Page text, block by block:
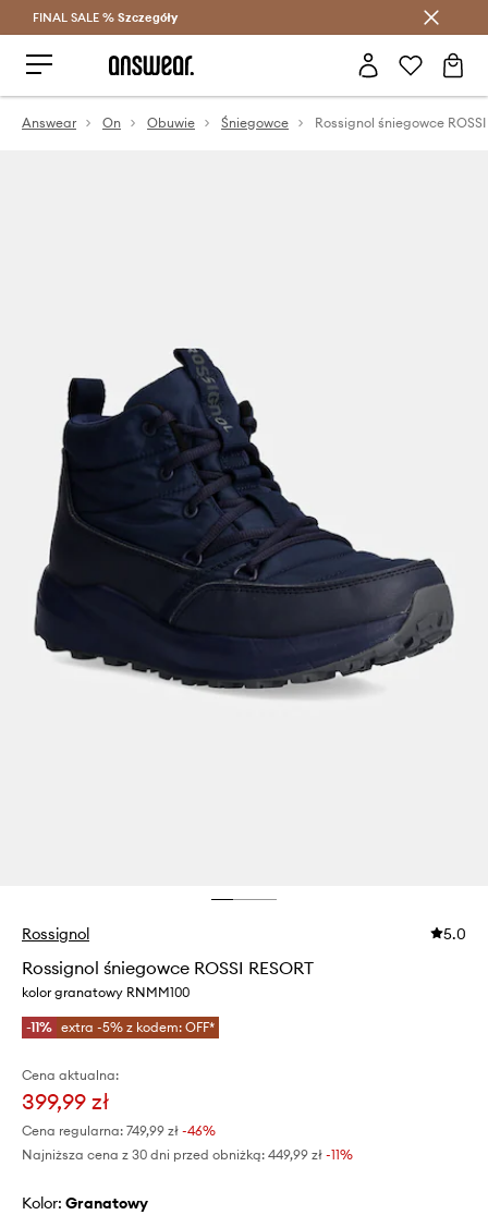
Oszczędzaj z Answear Club >
FINAL SALE % Szczegóły
Answear On Obuwie Śniegowce
Rossignol 5.0
Rossignol śniegowce ROSSI RESORT
kolor granatowy RNMM100
-11% extra -5% z kodem: OFF*
Cena aktualna:
399,99 zł
Cena regularna: 749,99 zł -46%
Najniższa cena z 30 dni przed obniżką: 449,99 zł -11%
Kolor: granatowy